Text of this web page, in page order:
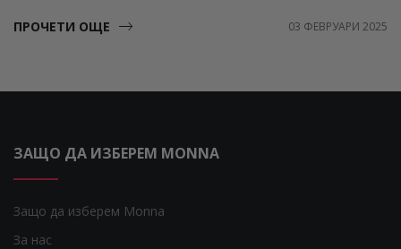
ПРОЧЕТИ ОЩЕ 03 ФЕВРУАРИ 2025
ЗАЩО ДА ИЗБЕРЕМ MONNA
Защо да изберем Monna
За нас